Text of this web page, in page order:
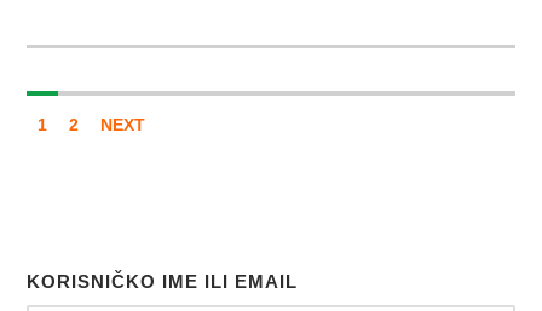
1 2 NEXT
KORISNIČKO IME ILI EMAIL